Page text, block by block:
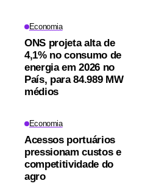
Economia
ONS projeta alta de
4,1% no consumo de
energia em 2026 no
País, para 84.989 MW
médios
Economia
Acessos portuários
pressionam custos e
competitividade do
agro